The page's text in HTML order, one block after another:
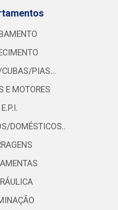
CUBAS/PIAS...
E MOTORES
E.P.I.
DOMÉSTICOS..